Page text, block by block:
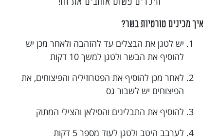
איך מכינים טורטיות בשר?
יש לטגן את הבצלים עד להזהבה ולאחר מכן יש
להוסיף את הבשר ולטגן למשך 10 דקות
לאחר מכן להוסיף את הפטרוזיליה והפיצוחים, את
הפיצוחים יש לשבור גס
להוסיף את התבלינים והסילאן והצילי המתוק
לערבב היטב ולטגן לעוד מספר 5 דקות